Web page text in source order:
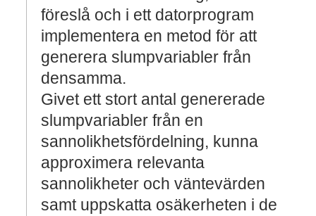
föreslå och i ett datorprogram
implementera en metod för att
generera slumpvariabler från
densamma.
Givet ett stort antal genererade
slumpvariabler från en
sannolikhetsfördelning, kunna
approximera relevanta
sannolikheter och väntevärden
samt uppskatta osäkerheten i de